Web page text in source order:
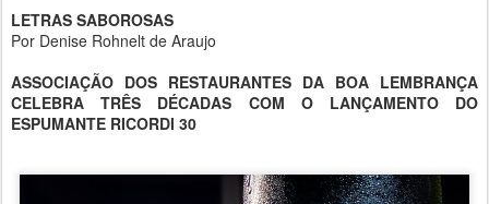
LETRAS SABOROSAS
Por Denise Rohnelt de Araujo
ASSOCIAÇÃO DOS RESTAURANTES DA BOA LEMBRANÇA
CELEBRA TRÊS DÉCADAS COM O LANÇAMENTO DO
ESPUMANTE RICORDI 30